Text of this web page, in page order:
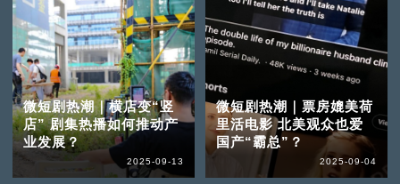
微短剧热潮｜横店变“竖
店” 剧集热播如何推动产
业发展？
2025-09-13
微短剧热潮｜票房媲美荷
里活电影 北美观众也爱
国产“霸总”？
2025-09-04